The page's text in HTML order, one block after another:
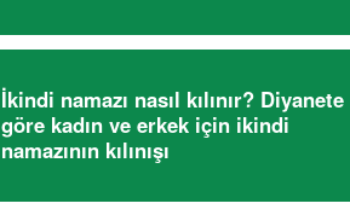
İkindi namazı nasıl kılınır? Diyanete
göre kadın ve erkek için ikindi
namazının kılınışı